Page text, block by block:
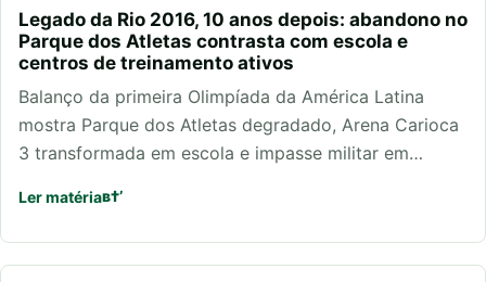
Legado da Rio 2016, 10 anos depois: abandono no
Parque dos Atletas contrasta com escola e
centros de treinamento ativos
Balanço da primeira Olimpíada da América Latina
mostra Parque dos Atletas degradado, Arena Carioca
3 transformada em escola e impasse militar em…
Ler matéria